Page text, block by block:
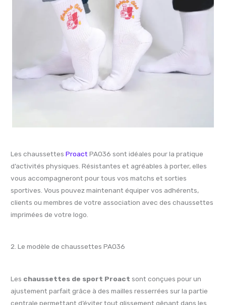
Les chaussettesProact PA036 sont idéales pour la pratique
d’activités physiques. Résistantes et agréables à porter, elles
vous accompagneront pour tous vos matchs et sorties
sportives. Vous pouvez maintenant équiper vos adhérents,
clients ou membres de votre association avec des chaussettes
imprimées de votre logo.
2. Le modèle de chaussettes PA036
Les chaussettes de sport Proact sont conçues pour un
ajustement parfait grâce à des mailles resserrées sur la partie
centrale permettant d’éviter tout glissement gênant dans les